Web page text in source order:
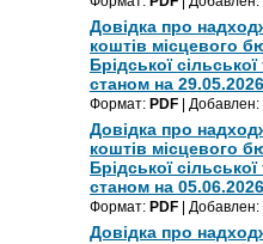
Довідка про
коштів місцевого
Брідської
станом на 29.05.2026
Формат: PDF | Добавлен:
Довідка про
коштів місцевого
Брідської
станом на 05.06.2026
Формат: PDF | Добавлен:
Довідка про